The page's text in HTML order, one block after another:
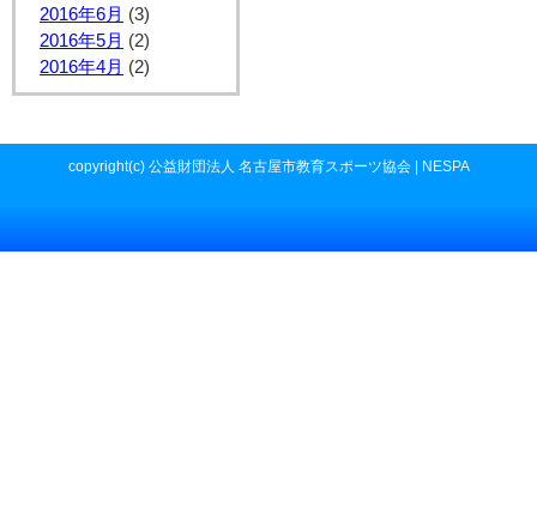
2016年6月 (3)
2016年5月 (2)
2016年4月 (2)
copyright(c) 公益財団法人 名古屋市教育スポーツ協会 | NESPA